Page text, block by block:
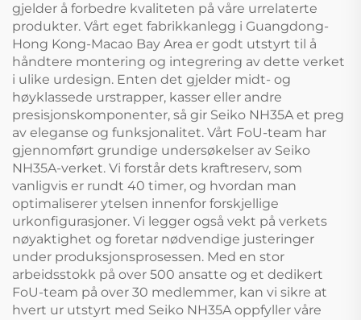
gjelder å forbedre kvaliteten på våre urrelaterte
produkter. Vårt eget fabrikkanlegg i Guangdong-
Hong Kong-Macao Bay Area er godt utstyrt til å
håndtere montering og integrering av dette verket
i ulike urdesign. Enten det gjelder midt- og
høyklassede urstrapper, kasser eller andre
presisjonskomponenter, så gir Seiko NH35A et preg
av eleganse og funksjonalitet. Vårt FoU-team har
gjennomført grundige undersøkelser av Seiko
NH35A-verket. Vi forstår dets kraftreserv, som
vanligvis er rundt 40 timer, og hvordan man
optimaliserer ytelsen innenfor forskjellige
urkonfigurasjoner. Vi legger også vekt på verkets
nøyaktighet og foretar nødvendige justeringer
under produksjonsprosessen. Med en stor
arbeidsstokk på over 500 ansatte og et dedikert
FoU-team på over 30 medlemmer, kan vi sikre at
hvert ur utstyrt med Seiko NH35A oppfyller våre